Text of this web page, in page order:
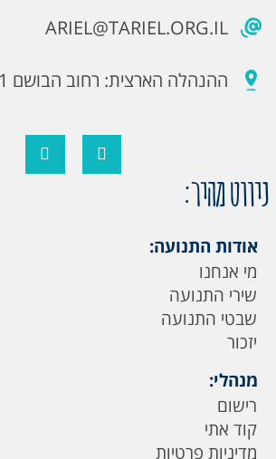
ARIEL@TARIEL.ORG.IL
ההנהלה הארצית: רחוב הבושם 11, גילה ירושלים
ניווט מהיר:
אודות התנועה:
מי אנחנו
שירי התנועה
שבטי התנועה
יזכור
מנהלי:
רישום
קוד אתי
מדיניות פרטיות